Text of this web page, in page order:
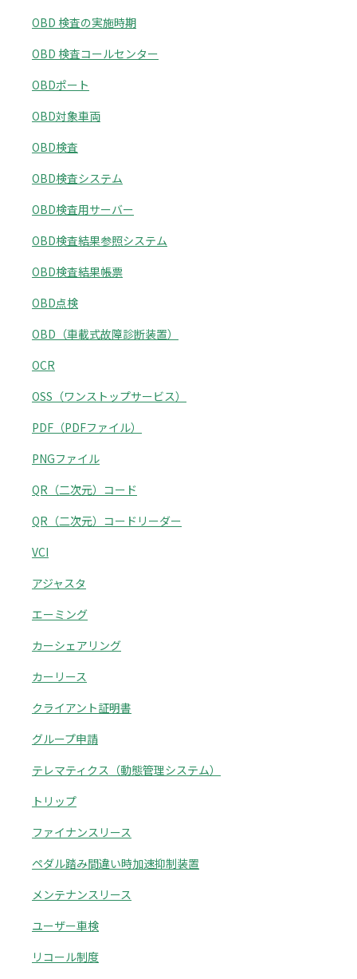
OBD 検査の実施時期
OBD 検査コールセンター
OBDポート
OBD対象車両
OBD検査
OBD検査システム
OBD検査用サーバー
OBD検査結果参照システム
OBD検査結果帳票
OBD点検
OBD（車載式故障診断装置）
OCR
OSS（ワンストップサービス）
PDF（PDFファイル）
PNGファイル
QR（二次元）コード
QR（二次元）コードリーダー
VCI
アジャスタ
エーミング
カーシェアリング
カーリース
クライアント証明書
グループ申請
テレマティクス（動態管理システム）
トリップ
ファイナンスリース
ペダル踏み間違い時加速抑制装置
メンテナンスリース
ユーザー車検
リコール制度